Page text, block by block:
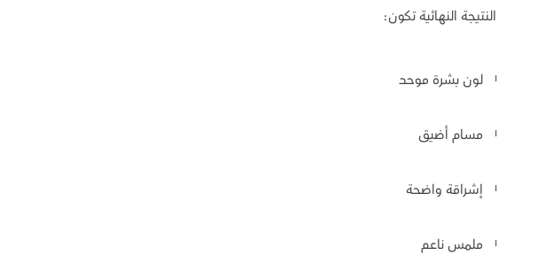
النتيجة النهائية تكون:
لون بشرة موحد
مسام أضيق
إشراقة واضحة
ملمس ناعم